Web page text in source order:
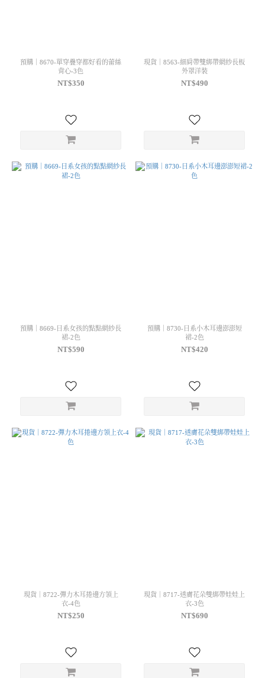
預購｜8670-單穿疊穿都好看的蕾絲
背心-3色
NT$350
現貨｜8563-細肩帶雙綁帶網紗長板
外罩洋裝
NT$490
預購｜8669-日系女孩的點點網紗長
裙-2色
NT$590
預購｜8730-日系小木耳邊澎澎短
裙-2色
NT$420
現貨｜8722-彈力木耳捲邊方領上
衣-4色
NT$250
現貨｜8717-透膚花朵雙綁帶娃娃上
衣-3色
NT$690